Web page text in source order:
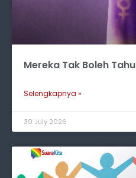
Mereka Tak Boleh Tahu
Selengkapnya »
30 July 2026